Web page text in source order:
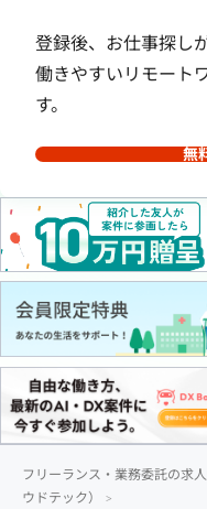
登録後、お仕事探し
働きやすいリモート
す。
無
フリーランス・業務委託の求
ウドテック）